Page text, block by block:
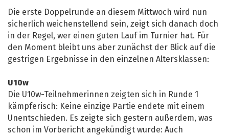
Die erste Doppelrunde an diesem Mittwoch wird nun
sicherlich weichenstellend sein, zeigt sich danach doch
in der Regel, wer einen guten Lauf im Turnier hat. Für
den Moment bleibt uns aber zunächst der Blick auf die
gestrigen Ergebnisse in den einzelnen Altersklassen:
U10w
Die U10w-Teilnehmerinnen zeigten sich in Runde 1
kämpferisch: Keine einzige Partie endete mit einem
Unentschieden. Es zeigte sich gestern außerdem, was
schon im Vorbericht angekündigt wurde: Auch